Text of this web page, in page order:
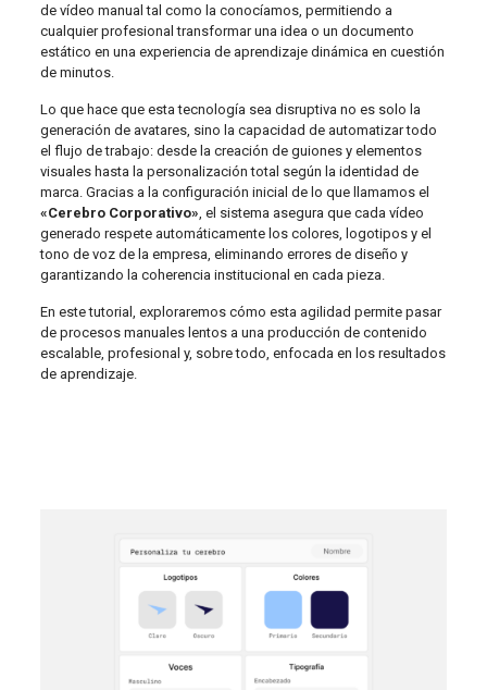
de vídeo manual tal como la conocíamos, permitiendo a
cualquier profesional transformar una idea o un documento
estático en una experiencia de aprendizaje dinámica en cuestión
de minutos.
Lo que hace que esta tecnología sea disruptiva no es solo la
generación de avatares, sino la capacidad de automatizar todo
el flujo de trabajo: desde la creación de guiones y elementos
visuales hasta la personalización total según la identidad de
marca. Gracias a la configuración inicial de lo que llamamos el
«Cerebro Corporativo», el sistema asegura que cada vídeo
generado respete automáticamente los colores, logotipos y el
tono de voz de la empresa, eliminando errores de diseño y
garantizando la coherencia institucional en cada pieza.
En este tutorial, exploraremos cómo esta agilidad permite pasar
de procesos manuales lentos a una producción de contenido
escalable, profesional y, sobre todo, enfocada en los resultados
de aprendizaje.